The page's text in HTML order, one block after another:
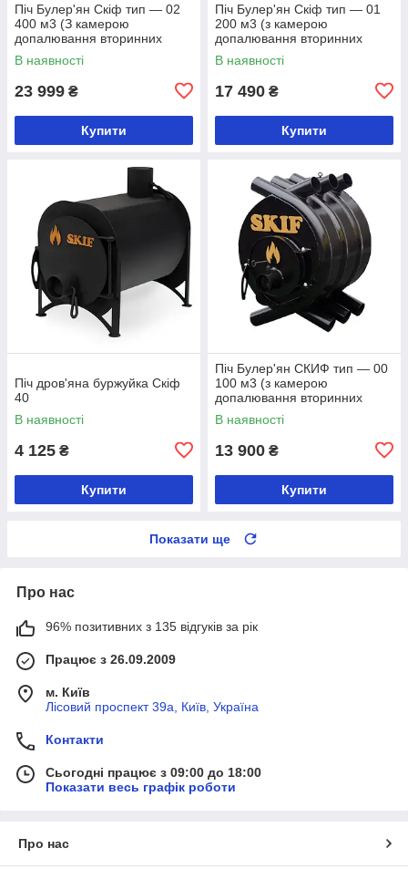
Піч Булер'ян Скіф тип — 02
400 м3 (З камерою
допалювання вторинних
газів)
В наявності
23 999 ₴
Купити
Піч Булер'ян Скіф тип — 01
200 м3 (з камерою
допалювання вторинних
газів)
В наявності
17 490 ₴
Купити
Піч дров'яна буржуйка Скіф
40
В наявності
4 125 ₴
Купити
Піч Булер'ян СКИФ тип — 00
100 м3 (з камерою
допалювання вторинних
газів)
В наявності
13 900 ₴
Купити
Показати ще
Про нас
96% позитивних з 135 відгуків за рік
Працює з 26.09.2009
м. Київ
Лісовий проспект 39а, Київ, Україна
Контакти
Сьогодні працює з 09:00 до 18:00
Показати весь графік роботи
Про нас